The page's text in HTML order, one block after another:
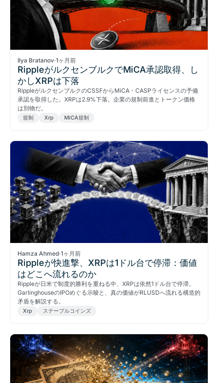
Ilya Bratanov·1ヶ月前
RippleがルクセンブルクでMiCA承認取得、し
かしXRPは下落
RippleがルクセンブルクのCSSFからMiCA・CASPライセンスの予備
承認を取得した。XRPは2.9%下落。企業の規制前進とトークン価格
は別物だ。
規制 Xrp MiCA規制
Hamza Ahmed·1ヶ月前
Rippleが快進撃、XRPは1ドル台で停滞：価値
はどこへ流れるのか
Rippleが日米で制度的勝利を重ねる中、XRPは依然1ドル台で停滞。
GarlinghouseのIPOめぐる示唆と、真の価値がRLUSDへ流れる構造的
矛盾を解説する。
Xrp ステーブルコインズ